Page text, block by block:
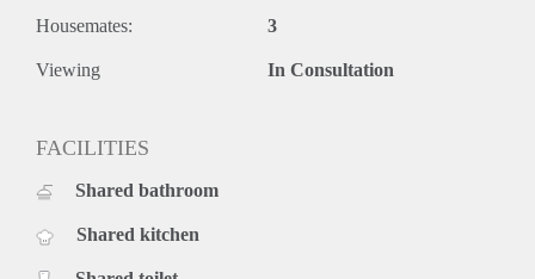
Housemates: 3
Viewing In Consultation
FACILITIES
Shared bathroom
Shared kitchen